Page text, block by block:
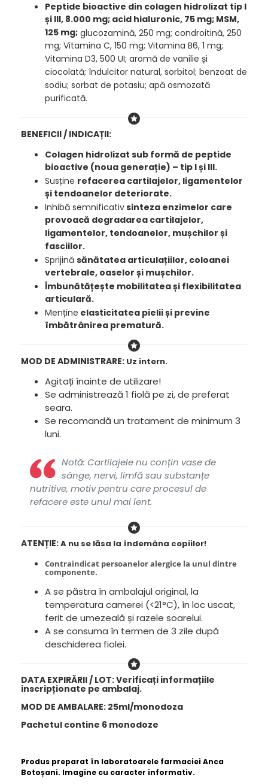
Peptide bioactive din colagen hidrolizat tip I
și III, 8.000 mg; acid hialuronic, 75 mg; MSM,
125 mg; glucozamină, 250 mg; condroitină, 250
mg; Vitamina C, 150 mg; Vitamina B6, 1 mg;
Vitamina D3, 500 UI; aromă de vanilie și
ciocolată; îndulcitor natural, sorbitol; benzoat de
sodiu; sorbat de potasiu; apă osmozată
purificată.
BENEFICII / INDICAȚII:
Colagen hidrolizat sub formă de peptide
bioactive (noua generație) – tip I și III.
Susține refacerea cartilajelor, ligamentelor
și tendoanelor deteriorate.
Inhibă semnificativsinteza enzimelor care
provoacă degradarea cartilajelor,
ligamentelor, tendoanelor, mușchilor și
fasciilor.
Sprijină sănătatea articulațiilor, coloanei
vertebrale, oaselor și mușchilor.
Îmbunătățește mobilitatea și flexibilitatea
articulară.
Menține elasticitatea pielii și previne
îmbătrânirea prematură.
MOD DE ADMINISTRARE: Uz intern.
Agitați înainte de utilizare!
Se administrează 1 fiolă pe zi, de preferat
seara.
Se recomandă un tratament de minimum 3
luni.
Notă: Cartilajele nu conțin vase de
sânge, nervi, limfă sau substanțe
nutritive, motiv pentru care procesul de
refacere este unul mai lent.
ATENȚIE:A nu se lăsa la îndemâna copiilor!
Contraindicat persoanelor alergice la unul dintre
componente.
A se păstra în ambalajul original, la
temperatura camerei (<21°C), în loc uscat,
ferit de umezeală și razele soarelui.
A se consuma în termen de 3 zile după
deschiderea fiolei.
DATA EXPIRĂRII / LOT:Verificați informațiile
inscripționate pe ambalaj.
MOD DE AMBALARE: 25ml/monodoza
Pachetul contine 6 monodoze
Produs preparat în laboratoarele farmaciei Anca
Botoșani. Imagine cu caracter informativ.